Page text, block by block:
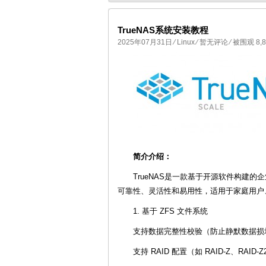
TrueNAS系统安装教程
2025年07月31日 ⁄ Linux ⁄暂无评论⁄ 被围观
简介介绍：
TrueNAS是一款基于开源软件构建的
可靠性、灵活性和易用性，适用于家庭用
1. 基于 ZFS 文件系统
支持数据完整性校验（防止静默数据
支持 RAID 配置（如 RAID-Z、RAID-